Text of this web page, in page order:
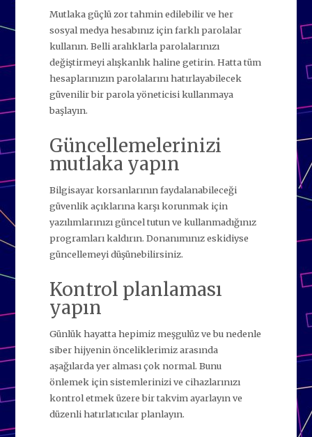
Mutlaka güçlü zor tahmin edilebilir ve her
sosyal medya hesabınız için farklı parolalar
kullanın. Belli aralıklarla parolalarınızı
değiştirmeyi alışkanlık haline getirin. Hatta tüm
hesaplarınızın parolalarını hatırlayabilecek
güvenilir bir parola yöneticisi kullanmaya
başlayın.
Güncellemelerinizi
mutlaka yapın
Bilgisayar korsanlarının faydalanabileceği
güvenlik açıklarına karşı korunmak için
yazılımlarınızı güncel tutun ve kullanmadığınız
programları kaldırın. Donanımınız eskidiyse
güncellemeyi düşünebilirsiniz.
Kontrol planlaması
yapın
Günlük hayatta hepimiz meşgulüz ve bu nedenle
siber hijyenin önceliklerimiz arasında
aşağılarda yer alması çok normal. Bunu
önlemek için sistemlerinizi ve cihazlarınızı
kontrol etmek üzere bir takvim ayarlayın ve
düzenli hatırlatıcılar planlayın.